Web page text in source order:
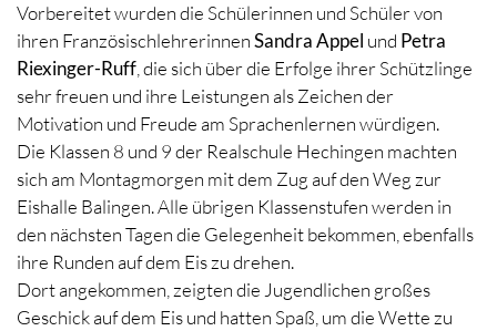
Vorbereitet wurden die Schülerinnen und Schüler von
ihren FranzösischlehrerinnenSandra Appel und Petra
Riexinger-Ruff , die sich über die Erfolge ihrer Schützlinge
sehr freuen und ihre Leistungen als Zeichen der
Motivation und Freude am Sprachenlernen würdigen.
Die Klassen 8 und 9 der Realschule Hechingen machten
sich am Montagmorgen mit dem Zug auf den Weg zur
Eishalle Balingen. Alle übrigen Klassenstufen werden in
den nächsten Tagen die Gelegenheit bekommen, ebenfalls
ihre Runden auf dem Eis zu drehen.
Dort angekommen, zeigten die Jugendlichen großes
Geschick auf dem Eis und hatten Spaß, um die Wette zu